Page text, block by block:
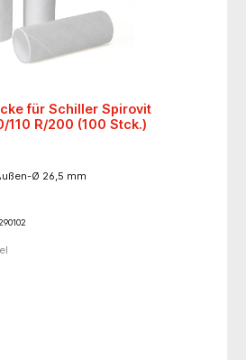
für Schiller Spirovit
110 R/200 (100 Stck.)
Ø 26,5 mm